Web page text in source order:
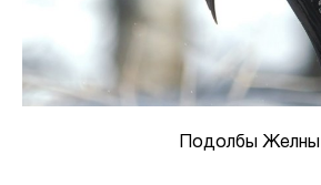
Подолбы Желны